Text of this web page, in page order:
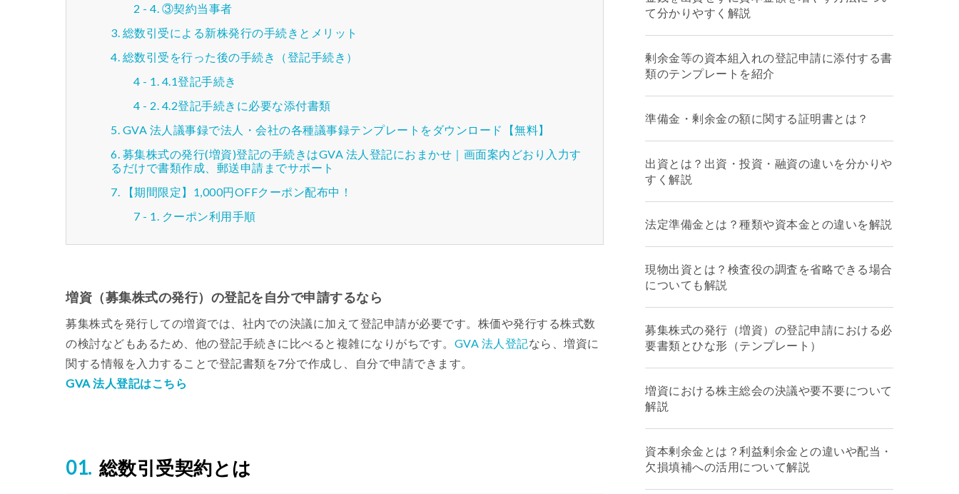
③契約当事者
総数引受による新株発行の手続きとメリット
総数引受を行った後の手続き（登記手続き）
4.1登記手続き
4.2登記手続きに必要な添付書類
GVA 法人議事録で法人・会社の各種議事録テンプレートをダウンロード【無料】
募集株式の発行(増資)登記の手続きはGVA 法人登記におまかせ｜画面案内どおり入力す
るだけで書類作成、郵送申請までサポート
【期間限定】1,000円OFFクーポン配布中！
クーポン利用手順
増資（募集株式の発行）の登記を自分で申請するなら
募集株式を発行しての増資では、社内での決議に加えて登記申請が必要です。株価や発行する株式数
の検討などもあるため、他の登記手続きに比べると複雑になりがちです。 GVA 法人登記なら、増資に
関する情報を入力することで登記書類を7分で作成し、自分で申請できます。
GVA 法人登記はこちら
総数引受契約とは
て分かりやすく解説
剰余金等の資本組入れの登記申請に添付する書
類のテンプレートを紹介
準備金・剰余金の額に関する証明書とは？
出資とは？出資・投資・融資の違いを分かりや
すく解説
法定準備金とは？種類や資本金との違いを解説
現物出資とは？検査役の調査を省略できる場合
についても解説
募集株式の発行（増資）の登記申請における必
要書類とひな形（テンプレート）
増資における株主総会の決議や要不要について
解説
資本剰余金とは？利益剰余金との違いや配当・
欠損填補への活用について解説